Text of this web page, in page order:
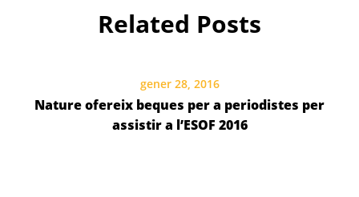
Related Posts
gener 28, 2016
Nature ofereix beques per a periodistes per
assistir a l’ESOF 2016